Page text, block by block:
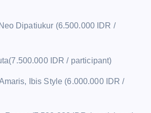
Dipatiukur (6.500.000 IDR /
IDR / participant)
Ibis Style (6.000.000 IDR /